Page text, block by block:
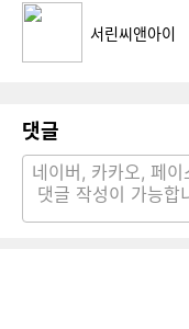
서린씨앤아이
댓글